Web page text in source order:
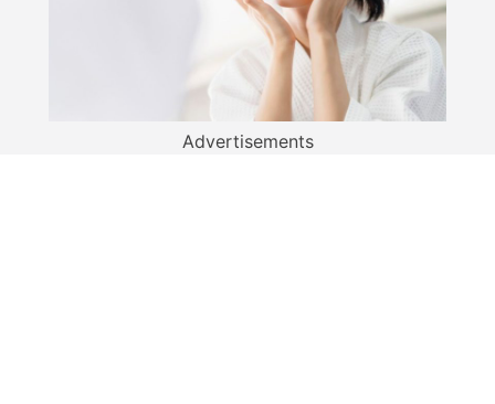
Advertisements